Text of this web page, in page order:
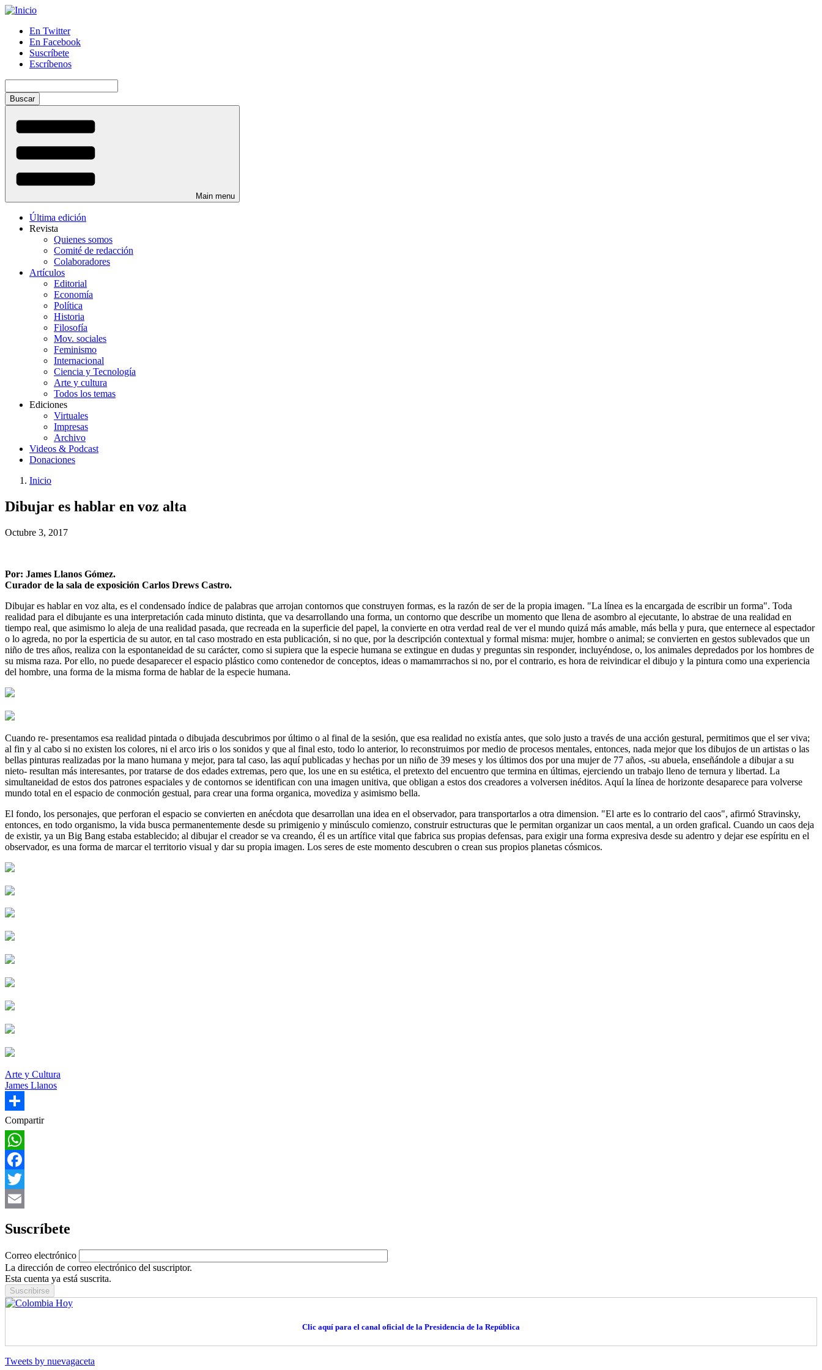
Pasar
contenido
principal
Menú
auxiliar
En Twitter
En Facebook
Suscríbete
Escríbenos
Main menu
Última edición
Revista
Quienes somos
Comité de redacción
Colaboradores
Artículos
Editorial
Economía
Política
Historia
Filosofía
Mov. sociales
Feminismo
Internacional
Ciencia y Tecnología
Arte y cultura
Todos los temas
Ediciones
Virtuales
Impresas
Archivo
Videos & Podcast
Donaciones
de
ayuda
navegación
are
Inicio
Dibujar es hablar en voz alta
Octubre 3, 2017
Por: James Llanos Gómez.
Curador de la sala de exposición Carlos Drews Castro.
Dibujar es hablar en voz alta, es el condensado índice de palabras que arrojan contornos que construyen formas, es la razón de ser de la propia imagen. "La línea es la encargada de escribir un forma". Toda
realidad para el dibujante es una interpretación cada minuto distinta, que va desarrollando una forma, un contorno que describe un momento que llena de asombro al ejecutante, lo abstrae de una realidad en
tiempo real, que asimismo lo aleja de una realidad pasada, que recreada en la superficie del papel, la convierte en otra verdad real de ver el mundo quizá más amable, más bella y pura, que enternece al espectador
o lo agreda, no por la esperticia de su autor, en tal caso mostrado en esta publicación, si no que, por la descripción contextual y formal misma: mujer, hombre o animal; se convierten en gestos sublevados que un
niño de tres años, realiza con la espontaneidad de su carácter, como si supiera que la especie humana se extingue en dudas y preguntas sin responder, incluyéndose, o, los animales depredados por los hombres de
su misma raza. Por ello, no puede desaparecer el espacio plástico como contenedor de conceptos, ideas o mamamrrachos si no, por el contrario, es hora de reivindicar el dibujo y la pintura como una experiencia
del hombre, una forma de la misma forma de hablar de la especie humana.
Cuando re- presentamos esa realidad pintada o dibujada descubrimos por último o al final de la sesión, que esa realidad no existía antes, que solo justo a través de una acción gestural, permitimos que el ser viva;
al fin y al cabo si no existen los colores, ni el arco iris o los sonidos y que al final esto, todo lo anterior, lo reconstruimos por medio de procesos mentales, entonces, nada mejor que los dibujos de un artistas o las
bellas pinturas realizadas por la mano humana y mejor, para tal caso, las aquí publicadas y hechas por un niño de 39 meses y los últimos dos por una mujer de 77 años, -su abuela, enseñándole a dibujar a su
nieto- resultan más interesantes, por tratarse de dos edades extremas, pero que, los une en su estética, el pretexto del encuentro que termina en últimas, ejerciendo un trabajo lleno de ternura y libertad. La
simultaneidad de estos dos patrones espaciales y de contornos se identifican con una imagen unitiva, que obligan a estos dos creadores a volversen inéditos. Aquí la línea de horizonte desaparece para volverse
mundo total en el espacio de conmoción gestual, para crear una forma organica, movediza y asimismo bella.
El fondo, los personajes, que perforan el espacio se convierten en anécdota que desarrollan una idea en el observador, para transportarlos a otra dimension. "El arte es lo contrario del caos", afirmó Stravinsky,
entonces, en todo organismo, la vida busca permanentemente desde su primigenio y minúsculo comienzo, construir estructuras que le permitan organizar un caos mental, a un orden grafical. Cuando un caos deja
de existir, ya un Big Bang estaba establecido; al dibujar el creador se va creando, él es un artífice vital que fabrica sus propias defensas, para exigir una forma expresiva desde su adentro y dejar ese espíritu en el
observador, es una forma de marcar el territorio visual y dar su propia imagen. Los seres de este momento descubren o crean sus propios planetas cósmicos.
Arte y Cultura
James Llanos
Share
Compartir
WhatsApp
Facebook
Twitter
Suscríbete
Correo electrónico
La dirección de correo electrónico del suscriptor.
Esta cuenta ya está suscrita.
Clic aquí para el canal oficial de la Presidencia de la República
Tweets by nuevagaceta